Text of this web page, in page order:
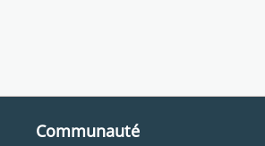
Communauté